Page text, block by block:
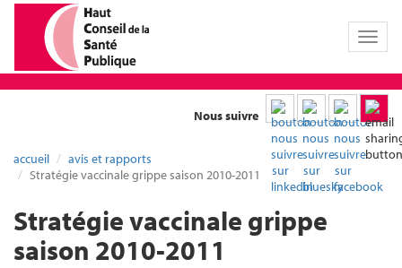
Toggle
Nous suivre
accueil
avis et rapports
Stratégie vaccinale grippe saison 2010-2011
Stratégie vaccinale grippe
saison 2010-2011